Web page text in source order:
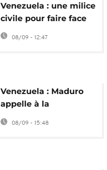
Venezuela : une milice
civile pour faire face
aux pressions
américaines
08/09 - 12:47
Venezuela : Maduro
appelle à la
mobilisation générale
contre les USA
08/09 - 15:48